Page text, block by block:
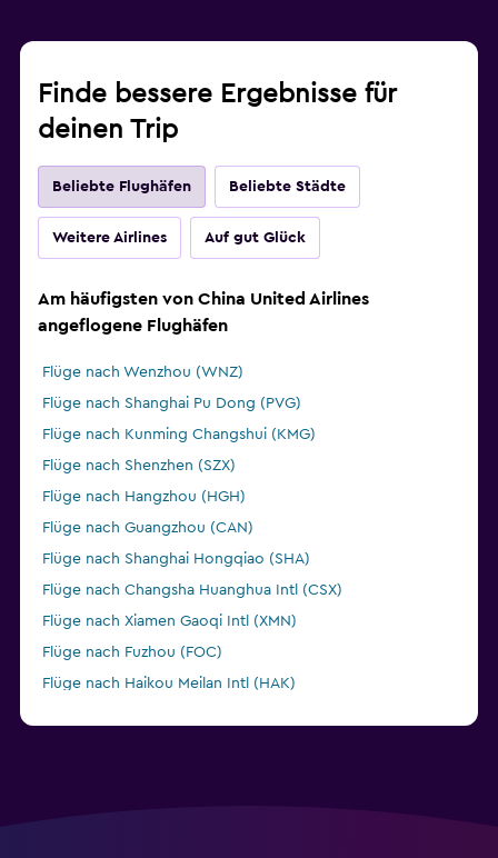
Finde bessere Ergebnisse für
deinen Trip
Beliebte Flughäfen Beliebte Städte
Weitere Airlines Auf gut Glück
Am häufigsten von China United Airlines
angeflogene Flughäfen
Flüge nach Wenzhou (WNZ)
Flüge nach Shanghai Pu Dong (PVG)
Flüge nach Kunming Changshui (KMG)
Flüge nach Shenzhen (SZX)
Flüge nach Hangzhou (HGH)
Flüge nach Guangzhou (CAN)
Flüge nach Shanghai Hongqiao (SHA)
Flüge nach Changsha Huanghua Intl (CSX)
Flüge nach Xiamen Gaoqi Intl (XMN)
Flüge nach Fuzhou (FOC)
Flüge nach Haikou Meilan Intl (HAK)